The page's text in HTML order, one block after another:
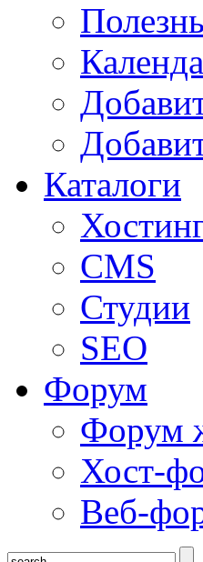
Каталоги
CMS
Студии
SEO
Форум
Форум
Хост-
Веб-